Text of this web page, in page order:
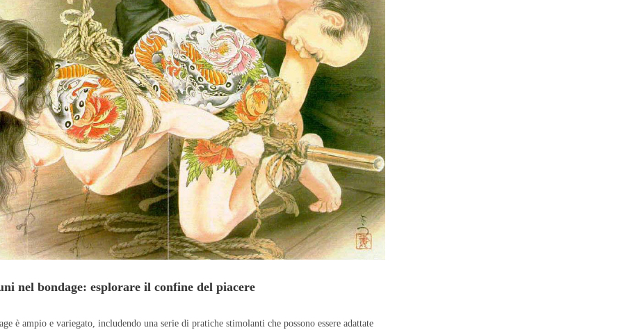
nel bondage: esplorare il confine del piacere
è ampio e variegato, includendo una serie di pratiche stimolanti che possono essere adattate